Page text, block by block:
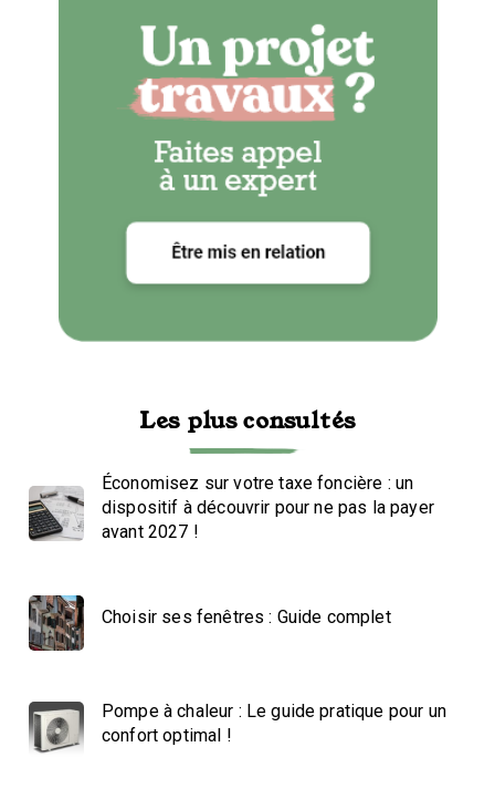
Les plus consultés
Économisez sur votre taxe foncière : un
dispositif à découvrir pour ne pas la payer
avant 2027 !
Choisir ses fenêtres : Guide complet
Pompe à chaleur : Le guide pratique pour un
confort optimal !